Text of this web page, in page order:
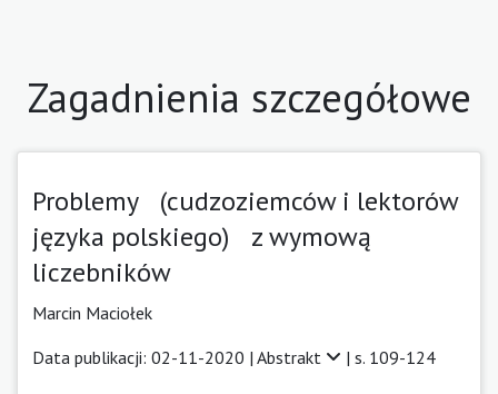
Zagadnienia szczegółowe
Problemy (cudzoziemców i lektorów
języka polskiego) z wymową
liczebników
Marcin Maciołek
Data publikacji: 02-11-2020 | Abstrakt | s. 109-124